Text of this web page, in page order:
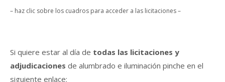
– haz clic sobre los cuadros para acceder a las licitaciones –
Si quiere estar al día de todas las licitaciones y
adjudicaciones de alumbrado e iluminación pinche en el
siguiente enlace: